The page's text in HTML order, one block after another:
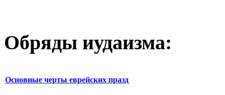
Обряды иудаизма:
Основные черты еврейских празд